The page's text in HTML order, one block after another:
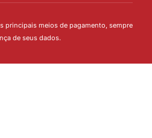
principais meios de pagamento, sempre
de seus dados.